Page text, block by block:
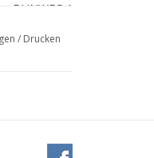
DUNWEG A.
BORSTLAP J.
/ Drucken